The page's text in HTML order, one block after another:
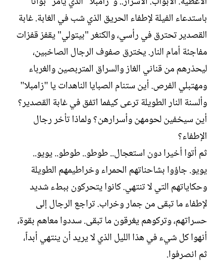
باستدعاء الفيلة لإطفاء الحريق الذي شب في الغابة. غابة
القصدير تحترق في رأسي، والكنغر "بيتولي" يقفز قفزات
مفاجئة أمام النار. يخترق صفوف الرجال الصاخبين،
ليحذرهم من قناني الغاز والسراق المتربصين والغرباء
ومهتبلي الفرص. أين ستنام الصبايا الناهدات يا "زامبلا"
وألسنة النار الطويلة ترعى كيفما اتفق في غابة القصدير؟
أين سيخفين لحومهن وأسرارهن؟ ولماذا تأخر رجال
الإطفاء؟
ثم أتوا أخيرا دون استعجال.. طوطو.. طوطو.. يويو..
يويو. جاؤوا بشاحناتهم الحمراء وخراطيمهم الطويلة
وحكاياتهم التي لا تنتهي. كانوا يتحركون ببطء شديد
لإطفاء ما تبقى من جمار وخراب. تراجع الرجال إلى
حسراتهم، وتركوهم يغرقون ما تبقى. سددوا معاهم بقوة،
أنهوا كل شيء في هذا الليل الذي لا يريد أن ينتهي أبداً،
ثم انصرفوا.